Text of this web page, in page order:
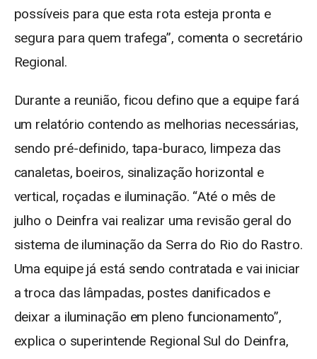
possíveis para que esta rota esteja pronta e
segura para quem trafega”, comenta o secretário
Regional.
Durante a reunião, ficou defino que a equipe fará
um relatório contendo as melhorias necessárias,
sendo pré-definido, tapa-buraco, limpeza das
canaletas, boeiros, sinalização horizontal e
vertical, roçadas e iluminação. “Até o mês de
julho o Deinfra vai realizar uma revisão geral do
sistema de iluminação da Serra do Rio do Rastro.
Uma equipe já está sendo contratada e vai iniciar
a troca das lâmpadas, postes danificados e
deixar a iluminação em pleno funcionamento”,
explica o superintende Regional Sul do Deinfra,